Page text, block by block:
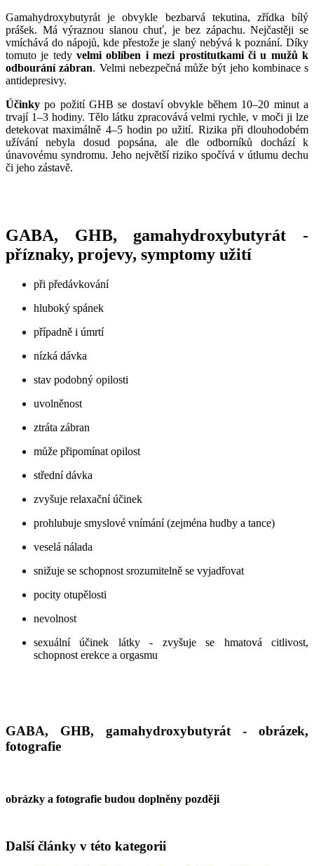
Gamahydroxybutyrát je obvykle bezbarvá tekutina, zřídka bílý
prášek. Má výraznou slanou chuť, je bez zápachu. Nejčastěji se
vmíchává do nápojů, kde přestože je slaný nebývá k poznání. Díky
tomuto je tedyvelmi oblíben i mezi prostitutkami či u mužů k
odbourání zábran. Velmi nebezpečná může být jeho kombinace s
antidepresivy.
Účinky po požití GHB se dostaví obvykle během 10–20 minut a
trvají 1–3 hodiny. Tělo látku zpracovává velmi rychle, v moči ji lze
detekovat maximálně 4–5 hodin po užití. Rizika při dlouhodobém
užívání nebyla dosud popsána, ale dle odborníků dochází k
únavovému syndromu. Jeho největší riziko spočívá v útlumu dechu
či jeho zástavě.
GABA, GHB, gamahydroxybutyrát -
příznaky, projevy, symptomy užití
při předávkování
hluboký spánek
případně i úmrtí
nízká dávka
stav podobný opilosti
uvolněnost
ztráta zábran
může připomínat opilost
střední dávka
zvyšuje relaxační účinek
prohlubuje smyslové vnímání (zejména hudby a tance)
veselá nálada
snižuje se schopnost srozumitelně se vyjadřovat
pocity otupělosti
nevolnost
sexuální účinek látky - zvyšuje se hmatová citlivost,
schopnost erekce a orgasmu
GABA, GHB, gamahydroxybutyrát - obrázek,
fotografie
obrázky a fotografie budou doplněny později
Další články v této kategorii